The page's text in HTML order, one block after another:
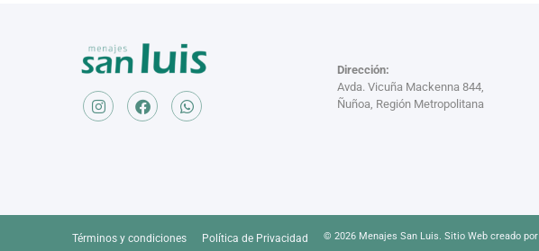
Dirección:
Avda. Vicuña Mackenna 844,
Ñuñoa, Región Metropolitana
Términos y condiciones Política de Privacidad © 2026 Menajes San Luis. Sitio Web creado por